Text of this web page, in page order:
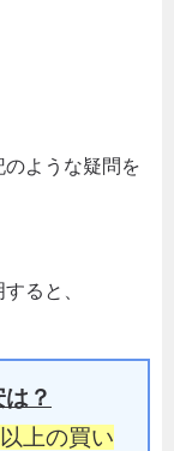
ような疑問を
ると、
は ？
上の買い